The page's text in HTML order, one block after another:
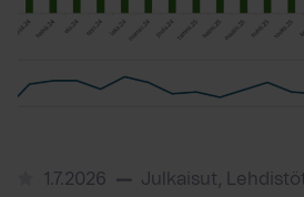
1.7.2026
Julkaisut,